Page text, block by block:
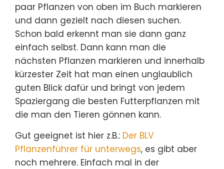
paar Pflanzen von oben im Buch markieren
und dann gezielt nach diesen suchen.
Schon bald erkennt man sie dann ganz
einfach selbst. Dann kann man die
nächsten Pflanzen markieren und innerhalb
kürzester Zeit hat man einen unglaublich
guten Blick dafür und bringt von jedem
Spaziergang die besten Futterpflanzen mit
die man den Tieren gönnen kann.
Gut geeignet ist hier z.B.: Der BLV
Pflanzenführer für unterwegs, es gibt aber
noch mehrere. Einfach mal in der